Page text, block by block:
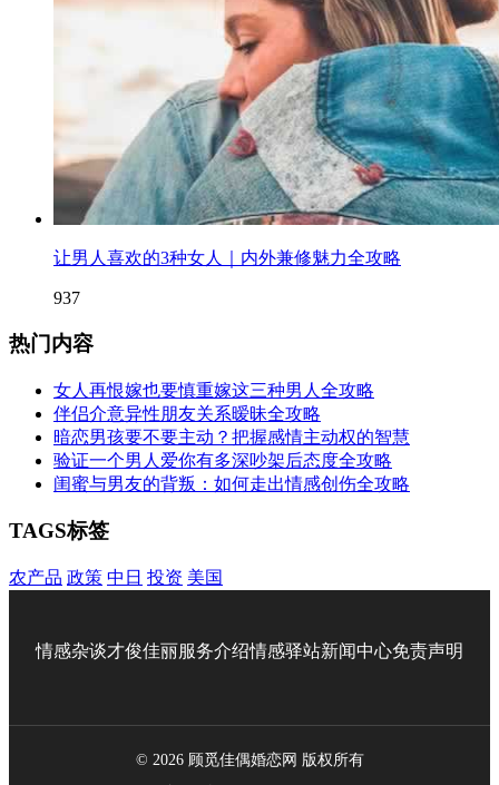
让男人喜欢的3种女人｜内外兼修魅力全攻略
937
热门内容
女人再恨嫁也要慎重嫁这三种男人全攻略
伴侣介意异性朋友关系暧昧全攻略
暗恋男孩要不要主动？把握感情主动权的智慧
验证一个男人爱你有多深吵架后态度全攻略
闺蜜与男友的背叛：如何走出情感创伤全攻略
TAGS标签
农产品 政策 中日 投资 美国
情感杂谈才俊佳丽服务介绍情感驿站新闻中心免责声明
© 2026 顾觅佳偶婚恋网 版权所有